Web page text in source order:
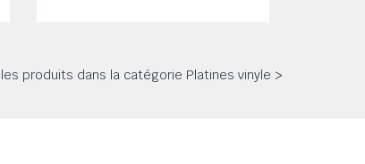
produits dans la catégorie Platines vinyle >